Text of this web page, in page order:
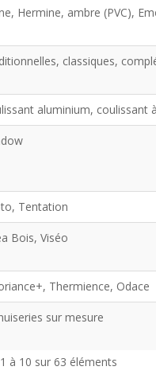
Hermine, ambre (PVC),
classiques,
aluminium, coulissant
Tentation
Bois, Viséo
Thermience, Odace
sur mesure
à 10 sur 63 éléments